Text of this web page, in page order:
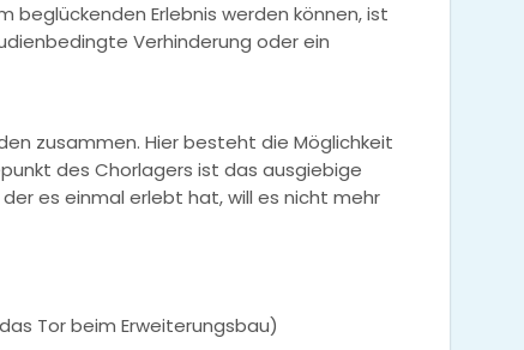
beglückenden Erlebnis werden können, ist
Verhinderung oder ein
zusammen. Hier besteht die Möglichkeit
des Chorlagers ist das ausgiebige
es einmal erlebt hat, will es nicht mehr
Tor beim Erweiterungsbau)